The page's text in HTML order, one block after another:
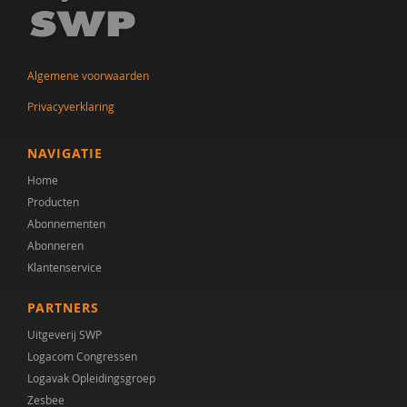
Jan Steyaert
Dr. Y. Groen
Algemene voorwaarden
Privacyverklaring
NAVIGATIE
Home
Producten
Abonnementen
Abonneren
Klantenservice
PARTNERS
Uitgeverij SWP
Logacom Congressen
Logavak Opleidingsgroep
Zesbee